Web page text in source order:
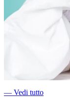
― Vedi tutto